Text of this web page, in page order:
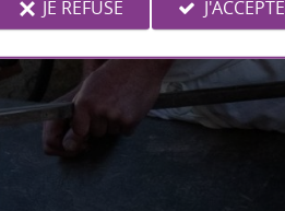
JE REFUSE J'ACCEPTE